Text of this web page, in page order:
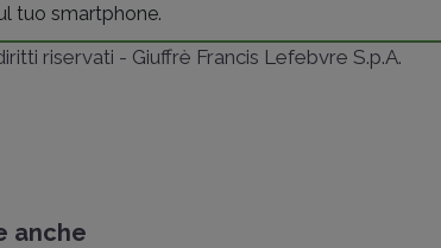
tuo smartphone.
riservati - Giuffrè Francis Lefebvre S.p.A.
anche